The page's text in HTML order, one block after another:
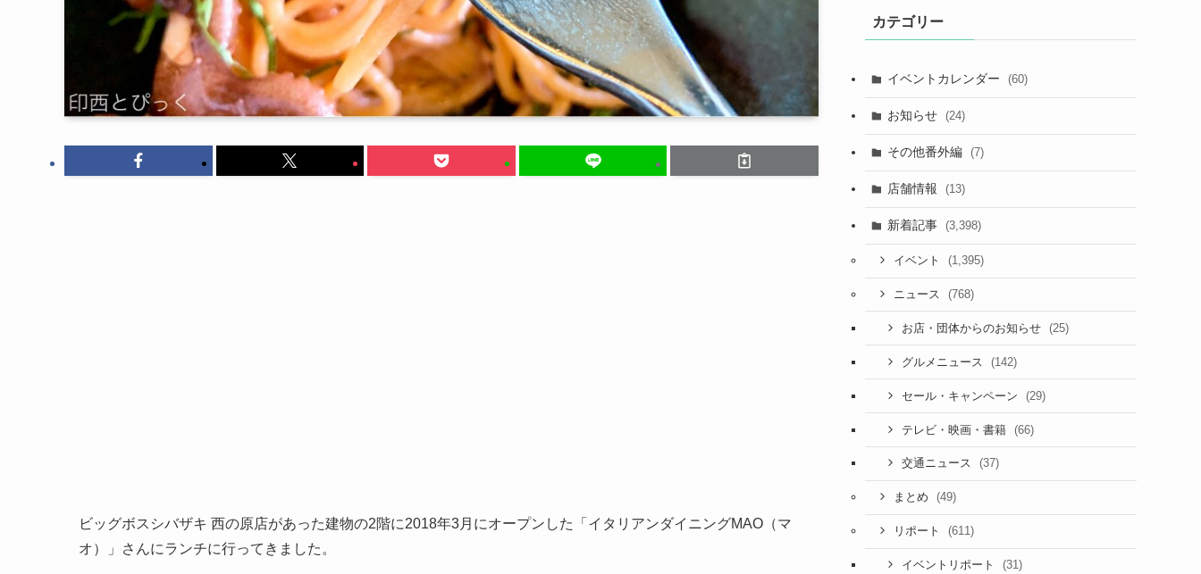
ビッグボスシバザキ 西の原店があった建物の2階に2018年3月にオープンした「イタリアンダイニングMAO（マ
オ）」さんにランチに行ってきました。
カテゴリー
イベントカレンダー (60)
お知らせ (24)
その他番外編 (7)
店舗情報 (13)
新着記事 (3,398)
イベント (1,395)
ニュース (768)
お店・団体からのお知らせ (25)
グルメニュース (142)
セール・キャンペーン (29)
テレビ・映画・書籍 (66)
交通ニュース (37)
まとめ (49)
リポート (611)
イベントリポート (31)